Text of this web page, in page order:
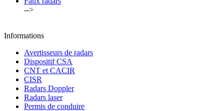
-->
Informations
Avertisseurs de radars
Dispositif CSA
CNT et CACIR
CISR
Radars Doppler
Radars laser
Permis de conduire